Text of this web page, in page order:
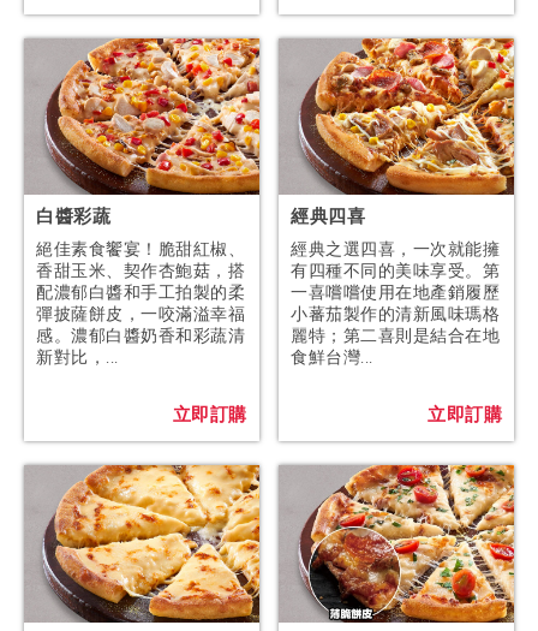
白醬彩蔬
絕佳素食饗宴！脆甜紅椒、
香甜玉米、契作杏鮑菇，搭
配濃郁白醬和手工拍製的柔
彈披薩餅皮，一咬滿溢幸福
感。濃郁白醬奶香和彩蔬清
新對比，...
立即訂購
經典四喜
經典之選四喜，一次就能擁
有四種不同的美味享受。第
一喜嚐嚐使用在地產銷履歷
小蕃茄製作的清新風味瑪格
麗特；第二喜則是結合在地
食鮮台灣...
立即訂購